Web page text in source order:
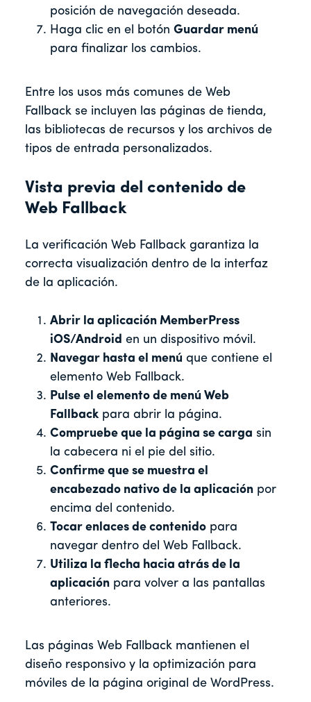
posición de navegación deseada.
Haga clic en el botón Guardar menú
para finalizar los cambios.
Entre los usos más comunes de Web
Fallback se incluyen las páginas de tienda,
las bibliotecas de recursos y los archivos de
tipos de entrada personalizados.
Vista previa del contenido de
Web Fallback
La verificación Web Fallback garantiza la
correcta visualización dentro de la interfaz
de la aplicación.
Abrir la aplicación MemberPress
iOS/Android en un dispositivo móvil.
Navegar hasta el menú que contiene el
elemento Web Fallback.
Pulse el elemento de menú Web
Fallbackpara abrir la página.
Compruebe que la página se carga sin
la cabecera ni el pie del sitio.
Confirme que se muestra el
encabezado nativo de la aplicación por
encima del contenido.
Tocar enlaces de contenido para
navegar dentro del Web Fallback.
Utiliza la flecha hacia atrás de la
aplicación para volver a las pantallas
anteriores.
Las páginas Web Fallback mantienen el
diseño responsivo y la optimización para
móviles de la página original de WordPress.